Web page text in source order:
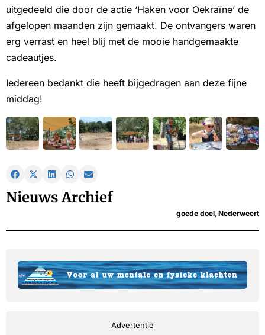
uitgedeeld die door de actie ‘Haken voor Oekraïne’ de
afgelopen maanden zijn gemaakt. De ontvangers waren
erg verrast en heel blij met de mooie handgemaakte
cadeautjes.
Iedereen bedankt die heeft bijgedragen aan deze fijne
middag!
Nieuws Archief
goede doel Nederweert
Advertentie